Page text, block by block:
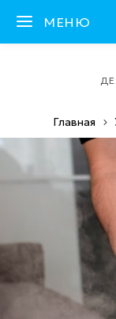
МЕНЮ
Главная